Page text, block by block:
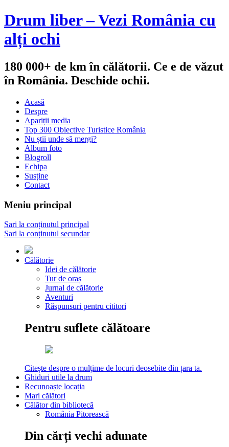
Drum liber – Vezi România cu
alți ochi
180 000+ de km în călătorii. Ce e de văzut
în România. Deschide ochii.
Acasă
Despre
Apariții media
Top 300 Obiective Turistice România
Nu știi unde să mergi?
Album foto
Blogroll
Echipa
Susține
Contact
Meniu principal
Sari la conținutul principal
Sari la conținutul secundar
Călătorie
Idei de călătorie
Tur de oraș
Jurnal de călătorie
Aventuri
Răspunsuri pentru cititori
Pentru suflete călătoare
Citește despre o mulțime de locuri deosebite din țara ta.
Ghiduri utile la drum
Recunoaște locația
Mari călători
Călător din bibliotecă
România Pitorească
Din cărți vechi adunate